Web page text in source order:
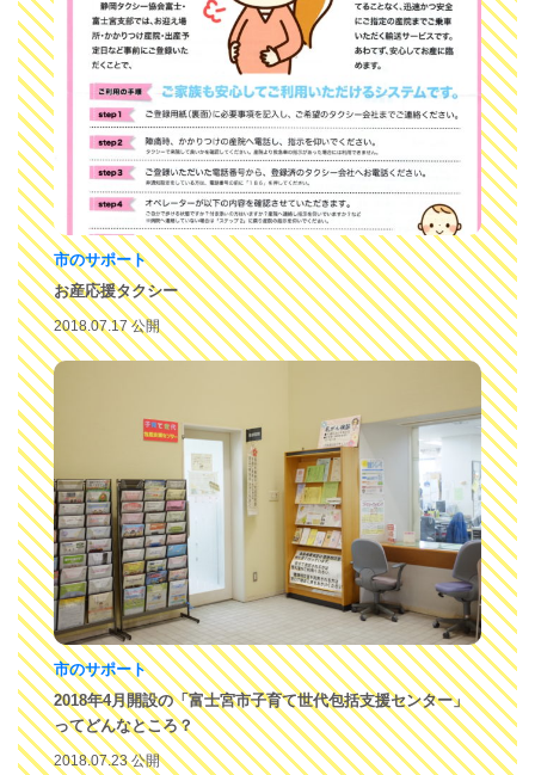
市のサポート
お産応援タクシー
2018.07.17 公開
市のサポート
2018年4月開設の「富士宮市子育て世代包括支援センター」
ってどんなところ？
2018.07.23 公開